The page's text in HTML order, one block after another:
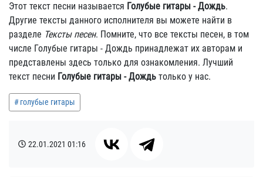
Этот текст песни называется Голубые гитары - Дождь.
Другие тексты данного исполнителя вы можете найти в
разделе Тексты песен. Помните, что все тексты песен, в том
числе Голубые гитары - Дождь принадлежат их авторам и
представлены здесь только для ознакомления. Лучший
текст песни Голубые гитары - Дождь только у нас.
голубые гитары
22.01.2021 01:16